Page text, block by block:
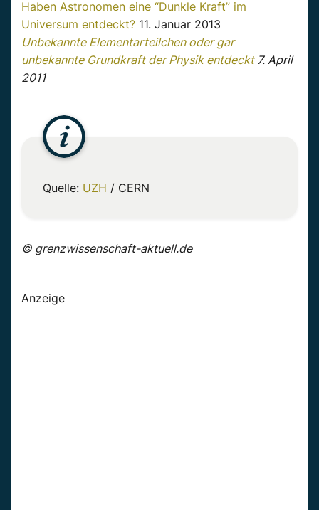
Haben Astronomen eine “Dunkle Kraft” im
Universum entdeckt? 11. Januar 2013
Unbekannte Elementarteilchen oder gar
unbekannte Grundkraft der Physik entdeckt7. April
2011
Quelle: UZH / CERN
© grenzwissenschaft-aktuell.de
Anzeige